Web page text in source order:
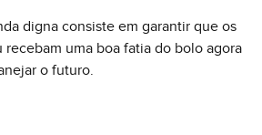
digna consiste em garantir que os
recebam uma boa fatia do bolo agora
o futuro.